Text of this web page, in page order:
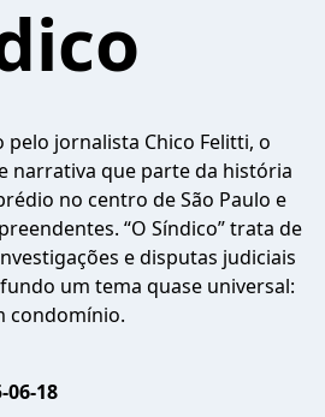
pelo jornalista Chico Felitti, o
narrativa que parte da história
no centro de São Paulo e
“O Síndico” trata de
e disputas judiciais
um tema quase universal:
condomínio.
06-18